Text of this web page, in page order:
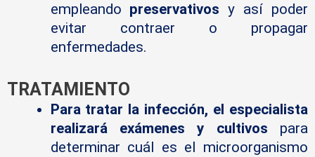
empleando preservativos y así poder
evitar contraer o propagar
enfermedades.
TRATAMIENTO
Para tratar la infección, el especialista
realizará exámenes y cultivos para
determinar cuál es el microorganismo